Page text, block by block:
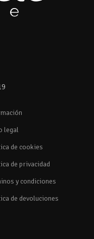
legal
de cookies
de privacidad
y condiciones
de devoluciones